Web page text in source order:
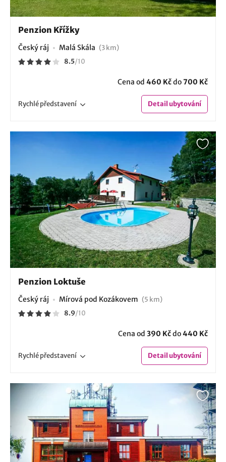
Penzion Křížky
Český ráj Malá Skála (3 km)
8.5/10
Cena od 460 Kčdo700 Kč
Rychlépředstavení Detailubytování
Penzion Loktuše
Český ráj Mírová pod Kozákovem (5 km)
8.9/10
Cena od 390 Kčdo440 Kč
Rychlépředstavení Detailubytování